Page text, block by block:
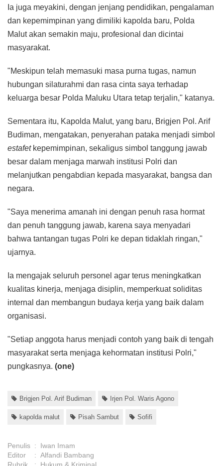
Ia juga meyakini, dengan jenjang pendidikan, pengalaman
dan kepemimpinan yang dimiliki kapolda baru, Polda
Malut akan semakin maju, profesional dan dicintai
masyarakat.
"Meskipun telah memasuki masa purna tugas, namun
hubungan silaturahmi dan rasa cinta saya terhadap
keluarga besar Polda Maluku Utara tetap terjalin," katanya.
Sementara itu, Kapolda Malut, yang baru, Brigjen Pol. Arif
Budiman, mengatakan, penyerahan pataka menjadi simbol
estafetkepemimpinan, sekaligus simbol tanggung jawab
besar dalam menjaga marwah institusi Polri dan
melanjutkan pengabdian kepada masyarakat, bangsa dan
negara.
"Saya menerima amanah ini dengan penuh rasa hormat
dan penuh tanggung jawab, karena saya menyadari
bahwa tantangan tugas Polri ke depan tidaklah ringan,"
ujarnya.
Ia mengajak seluruh personel agar terus meningkatkan
kualitas kinerja, menjaga disiplin, memperkuat soliditas
internal dan membangun budaya kerja yang baik dalam
organisasi.
"Setiap anggota harus menjadi contoh yang baik di tengah
masyarakat serta menjaga kehormatan institusi Polri,"
pungkasnya. (one)
Brigjen Pol. Arif Budiman Irjen Pol. Waris Agono
kapolda malut Pisah Sambut Sofifi
Penulis :
Iwan Imam
Editor
: Alfandi Bambang